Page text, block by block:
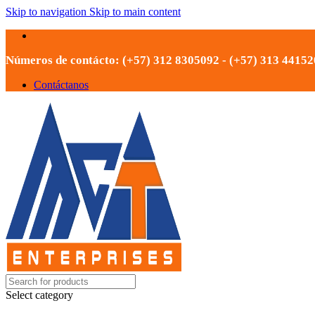
Skip to navigation Skip to main content
Números de contácto: (+57) 312 8305092 - (+57) 313
Contáctanos
Select category